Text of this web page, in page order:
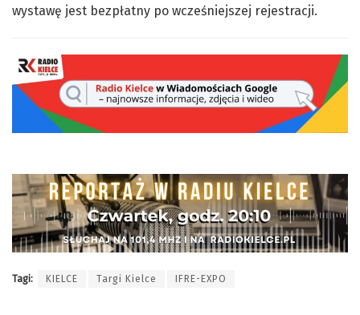
wystawę jest bezpłatny po wcześniejszej rejestracji.
Tagi: KIELCE Targi Kielce IFRE-EXPO